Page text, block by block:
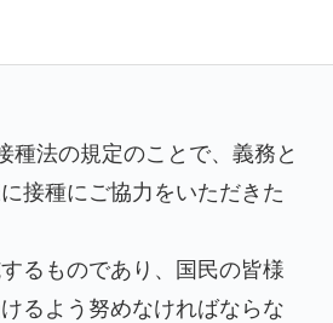
法の規定のことで、義務と
接種にご協力をいただきた
るものであり、国民の皆様
るよう努めなければならな